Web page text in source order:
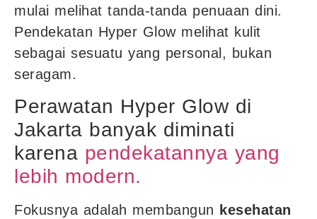
mulai melihat tanda-tanda penuaan dini.
Pendekatan Hyper Glow melihat kulit
sebagai sesuatu yang personal, bukan
seragam.
Perawatan Hyper Glow di
Jakarta banyak diminati
karena pendekatannya yang
lebih modern.
Fokusnya adalah membangun kesehatan